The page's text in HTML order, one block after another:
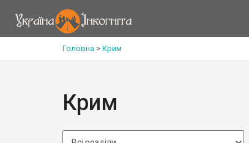
Головна > Крим
Крим